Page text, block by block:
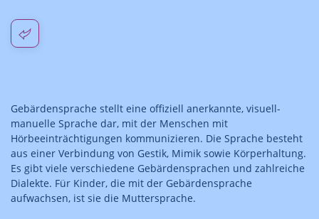
Gebärdensprache stellt eine offiziell anerkannte, visuell-
manuelle Sprache dar, mit der Menschen mit
Hörbeeinträchtigungen kommunizieren. Die Sprache besteht
aus einer Verbindung von Gestik, Mimik sowie Körperhaltung.
Es gibt viele verschiedene Gebärdensprachen und zahlreiche
Dialekte. Für Kinder, die mit der Gebärdensprache
aufwachsen, ist sie die Muttersprache.